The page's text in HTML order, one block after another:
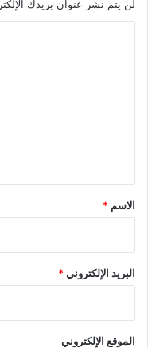
لن يتم نشر عنوان بريدك
*
الاسم *
البريد الإلكتروني*
الموقع الإلكتروني